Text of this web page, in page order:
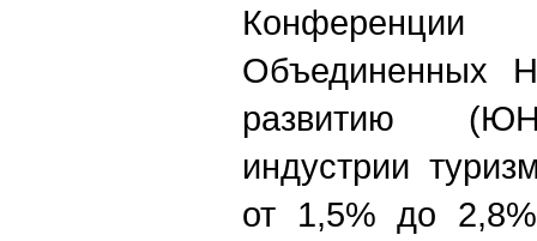
Объединенных
развитию
индустрии
от 1,5% до